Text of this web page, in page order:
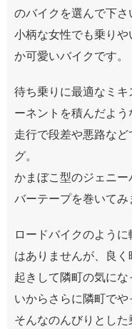
のバイクを選んで下さ
小柄な女性でも乗り
か可愛いバイクです。
待ち乗りに最適なミ
ーネントを積んだよ
走行で段差や悪路な
グ。
かまぼこ型のジェニ
バーテープを巻いてみ
ロードバイクのよう
はありませんが、良
起きして隣町の気に
いからさらに隣町でや
そんなのんびりとした